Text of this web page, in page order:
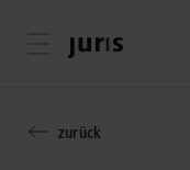
Menü öffnen
zurück